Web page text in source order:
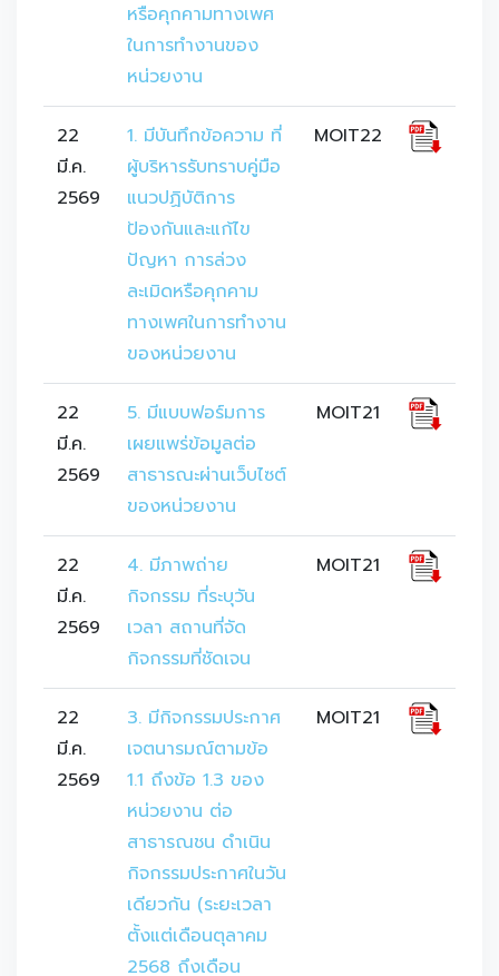
หรือคุกคามทางเพศ
ในการทำงานของ
หน่วยงาน
22
มี.ค.
2569
1. มีบันทึกข้อความ ที่
ผู้บริหารรับทราบคู่มือ
แนวปฏิบัติการ
ป้องกันและแก้ไข
ปัญหา การล่วง
ละเมิดหรือคุกคาม
ทางเพศในการทำงาน
ของหน่วยงาน
MOIT22
22
มี.ค.
2569
5. มีแบบฟอร์มการ
เผยแพร่ข้อมูลต่อ
สาธารณะผ่านเว็บไซต์
ของหน่วยงาน
MOIT21
22
มี.ค.
2569
4. มีภาพถ่าย
กิจกรรม ที่ระบุวัน
เวลา สถานที่จัด
กิจกรรมที่ชัดเจน
MOIT21
22
มี.ค.
2569
3. มีกิจกรรมประกาศ
เจตนารมณ์ตามข้อ
1.1 ถึงข้อ 1.3 ของ
หน่วยงาน ต่อ
สาธารณชน ดำเนิน
กิจกรรมประกาศในวัน
เดียวกัน (ระยะเวลา
ตั้งแต่เดือนตุลาคม
2568 ถึงเดือน
MOIT21